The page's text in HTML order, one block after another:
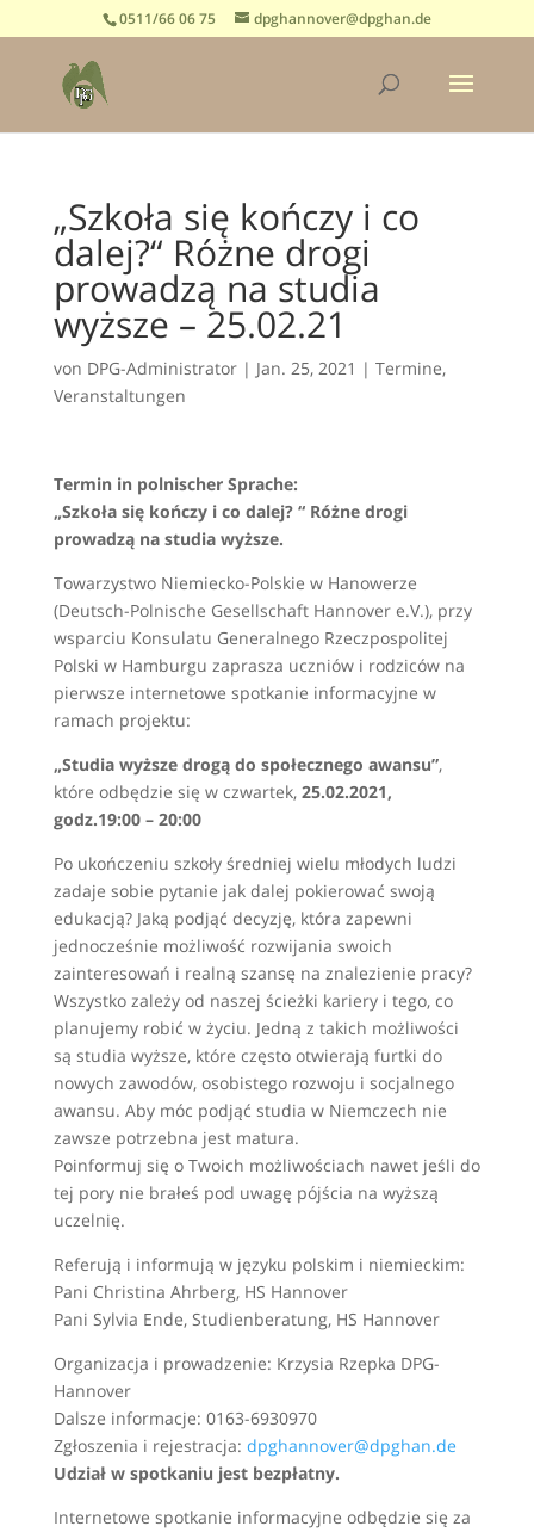
0511/66 06 75 dpghannover@dpghan.de
„Szkoła się kończy i co
dalej?“ Różne drogi
prowadzą na studia
wyższe – 25.02.21
von DPG-Administrator| Jan. 25, 2021 | Termine,
Veranstaltungen
Termin in polnischer Sprache:
„Szkoła się kończy i co dalej? “ Różne drogi
prowadzą na studia wyższe.
Towarzystwo Niemiecko-Polskie w Hanowerze
(Deutsch-Polnische Gesellschaft Hannover e.V.), przy
wsparciu Konsulatu Generalnego Rzeczpospolitej
Polski w Hamburgu zaprasza uczniów i rodziców na
pierwsze internetowe spotkanie informacyjne w
ramach projektu:
„Studia wyższe drogą do społecznego awansu”,
które odbędzie się w czwartek, 25.02.2021,
godz.19:00 – 20:00
Po ukończeniu szkoły średniej wielu młodych ludzi
zadaje sobie pytanie jak dalej pokierować swoją
edukacją? Jaką podjąć decyzję, która zapewni
jednocześnie możliwość rozwijania swoich
zainteresowań i realną szansę na znalezienie pracy?
Wszystko zależy od naszej ścieżki kariery i tego, co
planujemy robić w życiu. Jedną z takich możliwości
są studia wyższe, które często otwierają furtki do
nowych zawodów, osobistego rozwoju i socjalnego
awansu. Aby móc podjąć studia w Niemczech nie
zawsze potrzebna jest matura.
Poinformuj się o Twoich możliwościach nawet jeśli do
tej pory nie brałeś pod uwagę pójścia na wyższą
uczelnię.
Referują i informują w języku polskim i niemieckim:
Pani Christina Ahrberg, HS Hannover
Pani Sylvia Ende, Studienberatung, HS Hannover
Organizacja i prowadzenie: Krzysia Rzepka DPG-
Hannover
Dalsze informacje: 0163-6930970
Zgłoszenia i rejestracja: dpghannover@dpghan.de
Udział w spotkaniu jest bezpłatny.
Internetowe spotkanie informacyjne odbędzie się za